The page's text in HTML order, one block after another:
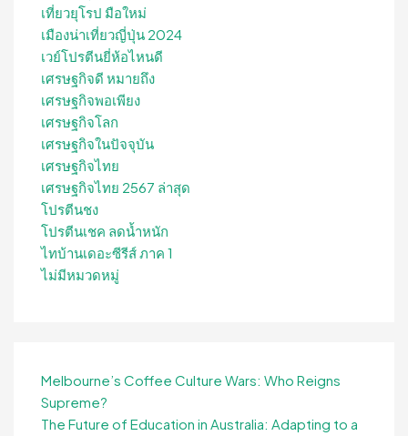
เที่ยวยุโรป มือใหม่
เมืองน่าเที่ยวญี่ปุ่น 2024
เวย์โปรตีนยี่ห้อไหนดี
เศรษฐกิจดี หมายถึง
เศรษฐกิจพอเพียง
เศรษฐกิจโลก
เศรษฐกิจในปัจจุบัน
เศรษฐกิจไทย
เศรษฐกิจไทย 2567 ล่าสุด
โปรตีนชง
โปรตีนเชค ลดน้ำหนัก
ไทบ้านเดอะซีรีส์ ภาค 1
ไม่มีหมวดหมู่
Melbourne’s Coffee Culture Wars: Who Reigns
Supreme?
The Future of Education in Australia: Adapting to a